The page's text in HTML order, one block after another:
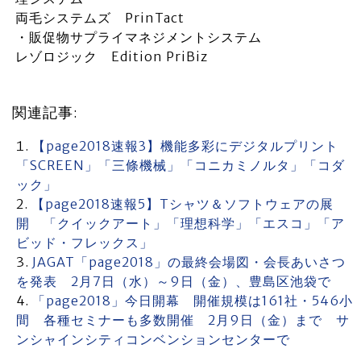
両毛システムズ PrinTact
・販促物サプライマネジメントシステム
レゾロジック Edition PriBiz
関連記事:
【page2018速報3】機能多彩にデジタルプリント
「SCREEN」「三條機械」「コニカミノルタ」「コダ
ック」
【page2018速報5】Tシャツ＆ソフトウェアの展
開 「クイックアート」「理想科学」「エスコ」「ア
ビッド・フレックス」
JAGAT「page2018」の最終会場図・会長あいさつ
を発表 2月7日（水）～9日（金）、豊島区池袋で
「page2018」今日開幕 開催規模は161社・546小
間 各種セミナーも多数開催 2月9日（金）まで サ
ンシャインシティコンベンションセンターで